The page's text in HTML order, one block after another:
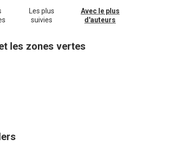
Les plus
suivies
Avec le plus
d'auteurs
les zones vertes